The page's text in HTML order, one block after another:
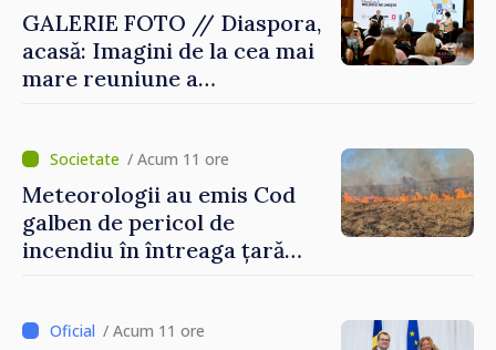
GALERIE FOTO // Diaspora,
acasă: Imagini de la cea mai
mare reuniune a
/ Acum 11 ore
Meteorologii au emis Cod
galben de pericol de
incendiu în întreaga țară
/ Acum 11 ore